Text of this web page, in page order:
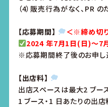
（4）販売行為がなく、PR
【応募期間】
＜※締め切
2024 年7月1日(日)～7
※応募期間終了後のお申し
【出店料】
出店スペースは最大2 ブー
1 ブース・1 日あたりの出